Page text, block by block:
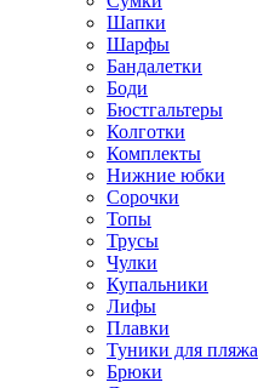
Шапки
Шарфы
Бандалетки
Боди
Бюстгальтеры
Колготки
Комплекты
Нижние юбки
Сорочки
Топы
Трусы
Чулки
Купальники
Лифы
Плавки
Туники для пляжа
Брюки